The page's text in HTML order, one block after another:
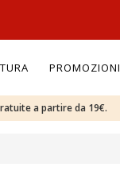
PROMOZIONI
a partire da 19€.